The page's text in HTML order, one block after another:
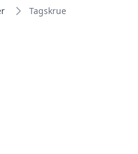
Tagskrue